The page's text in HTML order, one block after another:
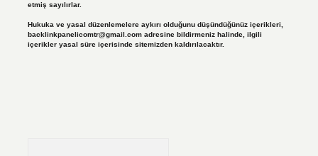
etmiş sayılırlar.
Hukuka ve yasal düzenlemelere aykırı olduğunu düşündüğünüz içerikleri,
backlinkpanelicomtr@gmail.comadresine bildirmeniz halinde, ilgili
içerikler yasal süre içerisinde sitemizden kaldırılacaktır.